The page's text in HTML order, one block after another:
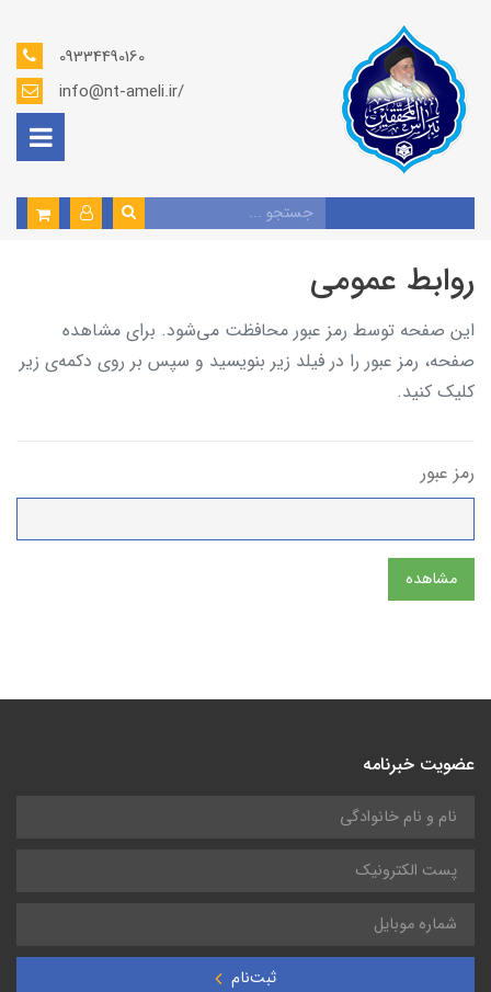
09334490160
info@nt-ameli.ir/
روابط عمومی
این صفحه توسط رمز عبور محافظت می‌شود. برای مشاهده
صفحه، رمز عبور را در فیلد زیر بنویسید و سپس بر روی دکمه‌ی زیر
کلیک کنید.
رمز عبور
مشاهده
عضویت خبرنامه
ثبت‌نام